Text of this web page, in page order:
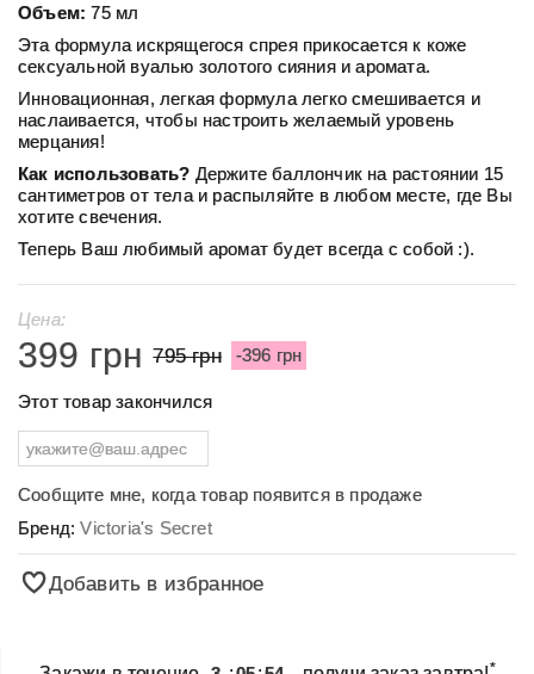
Объем: 75 мл
Эта формула искрящегося спрея прикосается к коже
сексуальной вуалью золотого сияния и аромата.
Инновационная, легкая формула легко смешивается и
наслаивается, чтобы настроить желаемый уровень
мерцания!
Как использовать? Держите баллончик на растоянии 15
сантиметров от тела и распыляйте в любом месте, где Вы
хотите свечения.
Теперь Ваш любимый аромат будет всегда с собой :).
Цена:
399 грн 795 грн -396 грн
Этот товар закончился
Сообщите мне, когда товар появится в продаже
Бренд:Victoria's Secret
Добавить в избранное
*